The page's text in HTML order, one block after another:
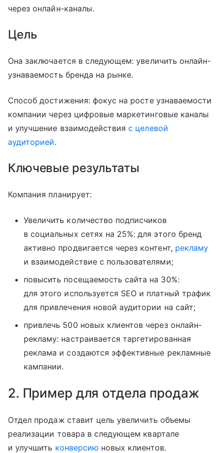
через онлайн-каналы.
Цель
Она заключается в следующем: увеличить онлайн-
узнаваемость бренда на рынке.
Способ достижения: фокус на росте узнаваемости
компании через цифровые маркетинговые каналы
и улучшение взаимодействияс целевой
аудиторией.
Ключевые результаты
Компания планирует:
Увеличить количество подписчиков
в социальных сетях на 25%: для этого бренд
активно продвигается через контент, рекламу
и взаимодействие с пользователями;
повысить посещаемость сайта на 30%:
для этого используется SEO и платный трафик
для привлечения новой аудитории на сайт;
привлечь 500 новых клиентов через онлайн-
рекламу: настраивается таргетированная
реклама и создаются эффективные рекламные
кампании.
2. Пример для отдела продаж
Отдел продаж ставит цель увеличить объемы
реализации товара в следующем квартале
и улучшить конверсию новых клиентов.